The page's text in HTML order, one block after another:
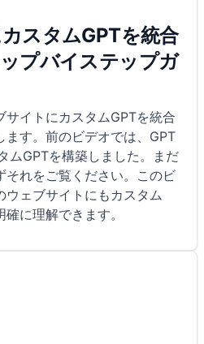
スタムGPTを統合
プバイステップガ
サイトにカスタムGPTを統合
ます。前のビデオでは、GPT
ムGPTを構築しました。まだ
それをご覧ください。このビ
ウェブサイトにもカスタム
に理解できます。